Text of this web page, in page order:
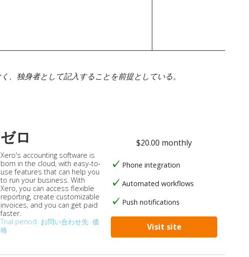
、独身者として記入することを前提としている。
ゼロ
Xero's accounting software is
born in the cloud, with easy-to-
use features that can help you
to run your business. With
Xero, you can access flexible
reporting, create customizable
invoices, and you can get paid
faster.
Trial period お問い合わせ先 価
格
$20.00 monthly
Phone integration
Automated workflows
Push notifications
Visit site